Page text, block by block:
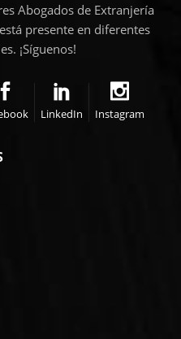
Abogados de Extranjería
presente en diferentes
¡Síguenos!
LinkedIn Instagram